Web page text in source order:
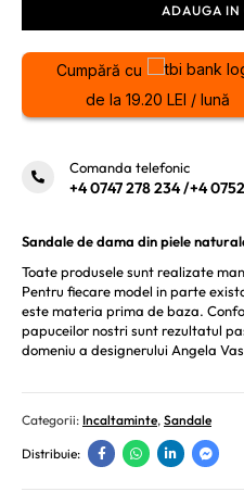
ADAUGA IN
Cumpără cu
de la 19.20 LEI / lună
Comanda telefonic
+4 0747 278 234/+4
Sandale de dama din piele
Toate produsele sunt realizate
Pentru fiecare model in parte
este materia prima de baza.
papuceilor nostri sunt rezultatul
domeniu a designerului Angela
Categorii: Incaltaminte, Sandale
Distribuie: